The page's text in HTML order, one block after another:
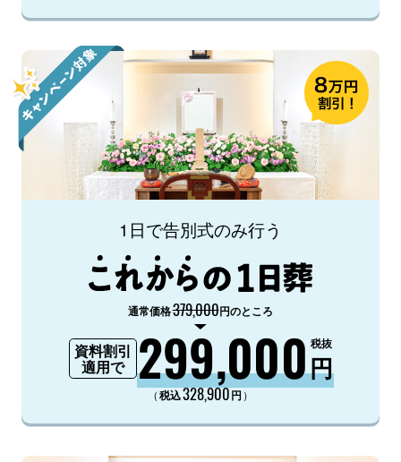
1日で告別式のみ行う
通常価格379,000円のところ
資料割引
適用で
299,000円
税抜
（税込328,900円 ）